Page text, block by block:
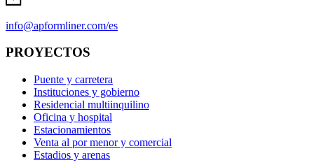
info@apformliner.com/es
PROYECTOS
Puente y carretera
Instituciones y gobierno
Residencial multiinquilino
Oficina y hospital
Estacionamientos
Venta al por menor y comercial
Estadios y arenas